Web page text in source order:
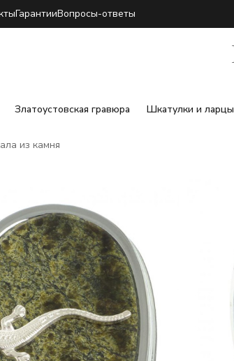
ГарантииВопросы-ответы
Златоустовская гравюра Шкатулки и ларцы
из камня